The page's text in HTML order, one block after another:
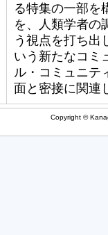
る特集の一部を
を、人類学者の
う視点を打ち出
いう新たなコミ
ル・コミュニテ
面と密接に関連
Copyright ©